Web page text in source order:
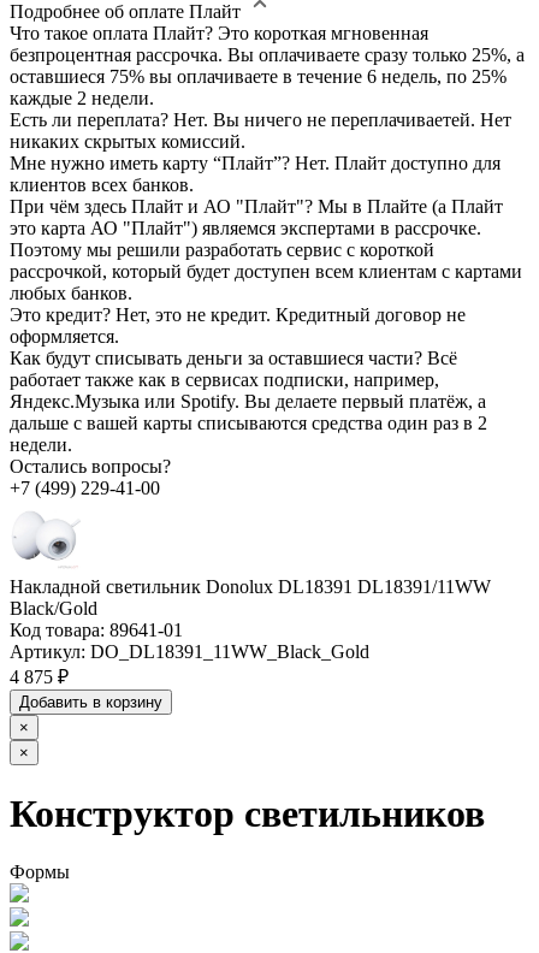
Подробнее об оплате Плайт
Что такое оплата Плайт? Это короткая мгновенная
безпроцентная рассрочка. Вы оплачиваете сразу только 25%, а
оставшиеся 75% вы оплачиваете в течение 6 недель, по 25%
каждые 2 недели.
Есть ли переплата? Нет. Вы ничего не переплачиваетей. Нет
никаких скрытых комиссий.
Мне нужно иметь карту “Плайт”? Нет. Плайт доступно для
клиентов всех банков.
При чём здесь Плайт и АО "Плайт"? Мы в Плайте (а Плайт
это карта АО "Плайт") являемся экспертами в рассрочке.
Поэтому мы решили разработать сервис с короткой
рассрочкой, который будет доступен всем клиентам с картами
любых банков.
Это кредит? Нет, это не кредит. Кредитный договор не
оформляется.
Как будут списывать деньги за оставшиеся части? Всё
работает также как в сервисах подписки, например,
Яндекс.Музыка или Spotify. Вы делаете первый платёж, а
дальше с вашей карты списываются средства один раз в 2
недели.
Остались вопросы?
+7 (499) 229-41-00
Накладной светильник Donolux DL18391 DL18391/11WW
Black/Gold
Код товара: 89641-01
Артикул: DO_DL18391_11WW_Black_Gold
4 875 ₽
Добавить в корзину
×
×
Конструктор светильников
Формы